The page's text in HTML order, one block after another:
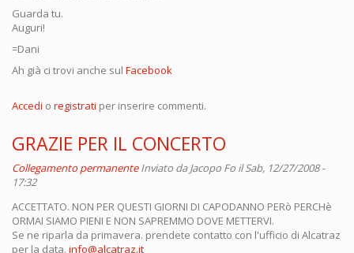
Guarda tu.
Auguri!
=Dani
Ah già ci trovi anche sul Facebook
Accedi o registrati per inserire commenti.
GRAZIE PER IL CONCERTO
Collegamento permanente Inviato daJacopo Fo il Sab, 12/27/2008 -
17:32
ACCETTATO. NON PER QUESTI GIORNI DI CAPODANNO PERò PERCHè
ORMAI SIAMO PIENI E NON SAPREMMO DOVE METTERVI.
Se ne riparla da primavera. prendete contatto con l'ufficio di Alcatraz
per la data. info@alcatraz.it